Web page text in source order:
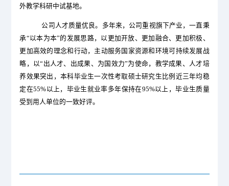
外教学科研中试基地。
公司人才质量优良。多年来，公司重视旗下产业，一直秉
承“以本为本”的发展思路，以更加开放、更加融合、更加积极、
更加高效的理念和行动，主动服务国家资源和环境可持续发展战
略，以“出人才、出成果、为国效力”为使命，教学成果、人才培
养效果突出，本科毕业生一次性考取硕士研究生比例 近三年均稳
定在55%以上， 毕业生就业率多年保持在95%以上，毕业生质量
受到用人单位的一致好评。